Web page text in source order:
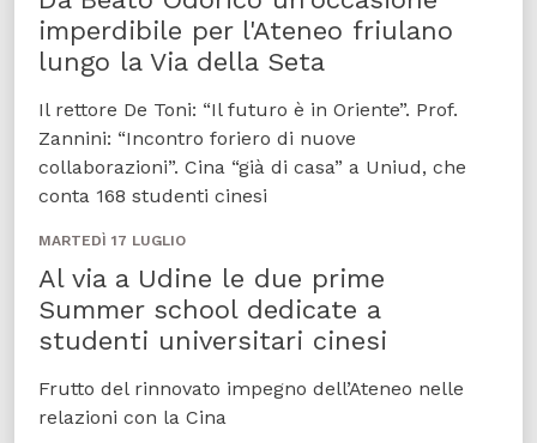
imperdibile per l'Ateneo friulano
lungo la Via della Seta
Il rettore De Toni: “Il futuro è in Oriente”. Prof.
Zannini: “Incontro foriero di nuove
collaborazioni”. Cina “già di casa” a Uniud, che
conta 168 studenti cinesi
MARTEDÌ 17 LUGLIO
Al via a Udine le due prime
Summer school dedicate a
studenti universitari cinesi
Frutto del rinnovato impegno dell’Ateneo nelle
relazioni con la Cina